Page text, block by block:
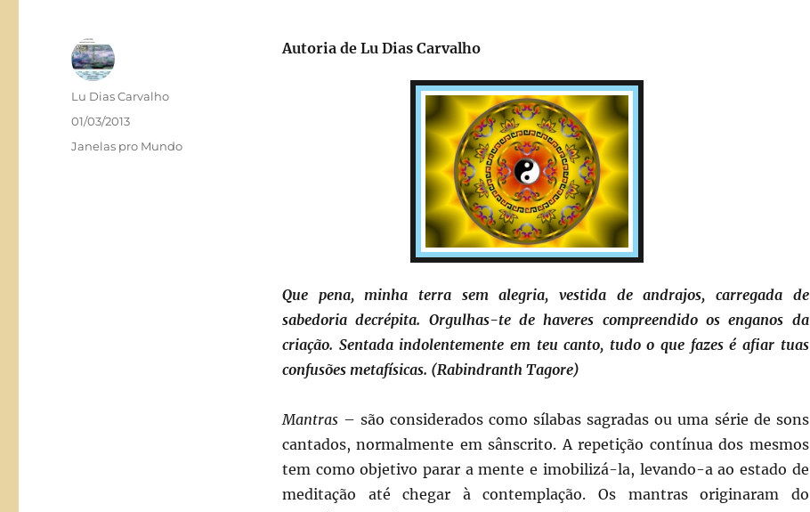
Autoria de Lu Dias Carvalho
Que pena, minha terra sem alegria, vestida de andrajos, carregada de
sabedoria decrépita. Orgulhas-te de haveres compreendido os enganos da
criação. Sentada indolentemente em teu canto, tudo o que fazes é afiar tuas
confusões metafísicas. (Rabindranth Tagore)
Mantras– são considerados como sílabas sagradas ou uma série de sons
cantados, normalmente em sânscrito. A repetição contínua dos mesmos
tem como objetivo parar a mente e imobilizá-la, levando-a ao estado de
meditação até chegar à contemplação. Os mantras originaram do
Autor
Lu Dias Carvalho
Publicado
em
01/03/2013
Categorias
Janelas pro Mundo